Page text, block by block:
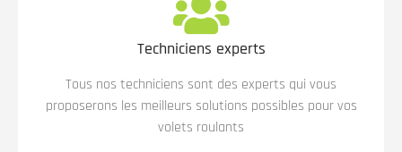
Techniciens experts
Tous nos techniciens sont des experts qui vous
proposerons les meilleurs solutions possibles pour vos
volets roulants